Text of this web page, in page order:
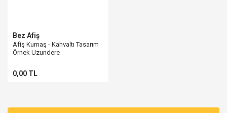
Bez Afiş
Afiş Kumaş - Kahvaltı Tasarım
Örnek Uzundere
0,00 TL